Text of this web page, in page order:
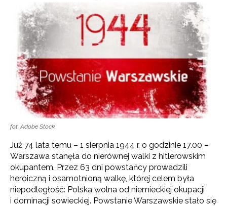
fot. Adobe Stock
Już 74 lata temu – 1 sierpnia 1944 r. o godzinie 17.00 –
Warszawa stanęła do nierównej walki z hitlerowskim
okupantem. Przez 63 dni powstańcy prowadzili
heroiczną i osamotnioną walkę, której celem była
niepodległość: Polska wolna od niemieckiej okupacji
i dominacji sowieckiej. Powstanie Warszawskie stało się